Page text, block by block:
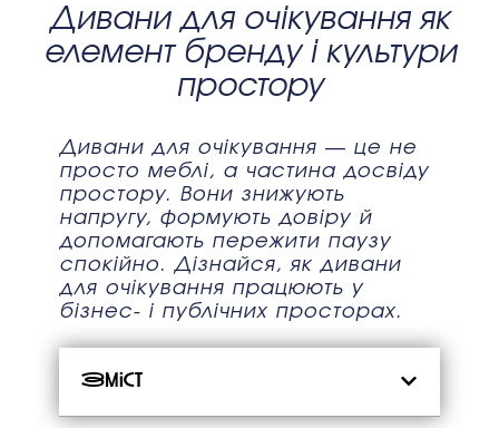
Дивани для очікування як
елемент бренду і культури
простору
Дивани для очікування — це не
просто меблі, а частина досвіду
простору. Вони знижують
напругу, формують довіру й
допомагають пережити паузу
спокійно. Дізнайся, як дивани
для очікування працюють у
бізнес- і публічних просторах.
Зміст